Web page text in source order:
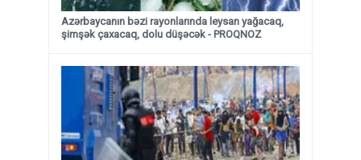
Azərbaycanın bəzi rayonlarında leysan yağacaq,
şimşək çaxacaq, dolu düşəcək - PROQNOZ